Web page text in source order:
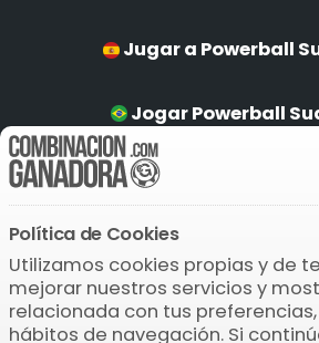
Jugar a Powerball
Jogar Powerball
Powerball Sudáfrica
Descarga la APP
Política de Cookies
Utilizamos cookies propias y de
mejorar nuestros servicios y
relacionada con tus
hábitos de navegación. Si